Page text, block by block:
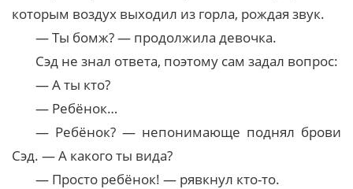
которым воздух выходил из горла, рождая звук.
— Ты бомж? — продолжила девочка.
Сэд не знал ответа, поэтому сам задал вопрос:
— А ты кто?
— Ребёнок…
— Ребёнок? — непонимающе поднял брови
Сэд. — А какого ты вида?
— Просто ребёнок! — рявкнул кто-то.